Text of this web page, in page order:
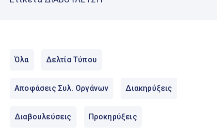
Μητρώο
Όλα Δελτία Τύπου
Αποφάσεις Συλ. Οργάνων Διακηρύξεις
Διαβουλεύσεις Προκηρύξεις